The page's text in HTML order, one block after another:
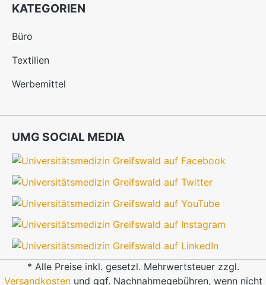
KATEGORIEN
Büro
Textilien
Werbemittel
UMG SOCIAL MEDIA
* Alle Preise inkl. gesetzl. Mehrwertsteuer zzgl.
Versandkostenund ggf. Nachnahmegebühren, wenn nicht